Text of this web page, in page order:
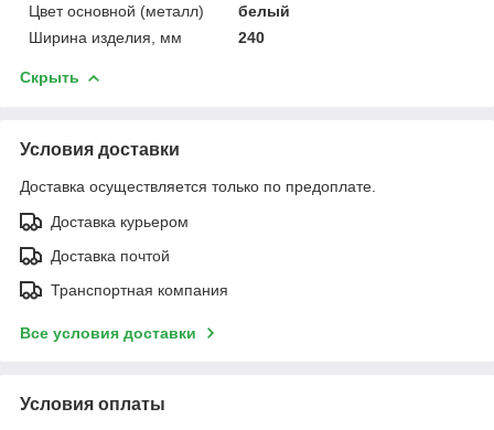
Цвет основной (металл)
белый
Ширина изделия, мм
240
Скрыть
Условия доставки
Доставка осуществляется только по предоплате.
Доставка курьером
Доставка почтой
Транспортная компания
Все условия доставки
Условия оплаты